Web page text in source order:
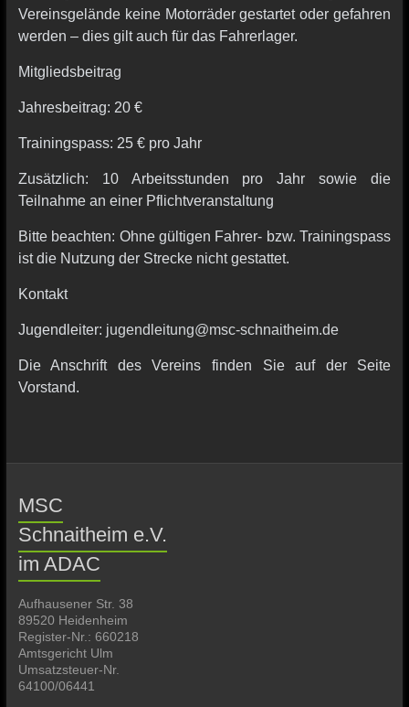
Vereinsgelände keine Motorräder gestartet oder gefahren
werden – dies gilt auch für das Fahrerlager.
Mitgliedsbeitrag
Jahresbeitrag: 20 €
Trainingspass: 25 € pro Jahr
Zusätzlich: 10 Arbeitsstunden pro Jahr sowie die
Teilnahme an einer Pflichtveranstaltung
Bitte beachten: Ohne gültigen Fahrer- bzw. Trainingspass
ist die Nutzung der Strecke nicht gestattet.
Kontakt
Jugendleiter: jugendleitung@msc-schnaitheim.de
Die Anschrift des Vereins finden Sie auf der Seite
Vorstand.
MSC
Schnaitheim e.V.
im ADAC
Aufhausener Str. 38
89520 Heidenheim
Register-Nr.: 660218
Amtsgericht Ulm
Umsatzsteuer-Nr.
64100/06441